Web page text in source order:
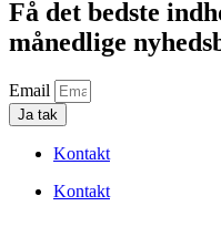
Få det bedste
månedlige
Email
Ja tak
Kontakt
Kontakt